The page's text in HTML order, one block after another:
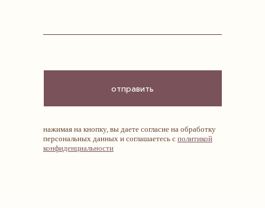
отправить
нажимая на кнопку, вы даете согласие на обработку
персональных данных и соглашаетесь c политикой
конфиденциальности